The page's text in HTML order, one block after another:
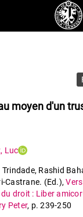
moyen d'un
, Luc
Trindade, Rashid
Castrane. (Ed.),
droit : Liber
Peter, p. 239-250